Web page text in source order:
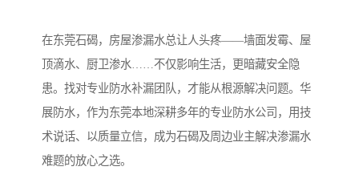
在东莞石碣，房屋渗漏水总让人头疼——墙面发霉、屋
顶滴水、厨卫渗水……不仅影响生活，更暗藏安全隐
患。找对专业防水补漏团队，才能从根源解决问题。华
展防水，作为东莞本地深耕多年的专业防水公司，用技
术说话、以质量立信，成为石碣及周边业主解决渗漏水
难题的放心之选。